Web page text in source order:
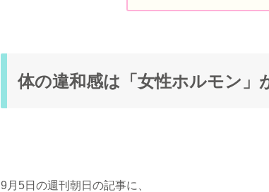
体の違和感は「女性ホルモン」
9月5日の週刊朝日の記事に、